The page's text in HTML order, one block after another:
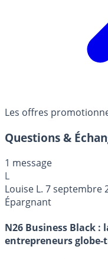
Les offres
Questions &
1 message
L
Louise L. 7 septembre
Épargnant
N26 Business Black
entrepreneurs